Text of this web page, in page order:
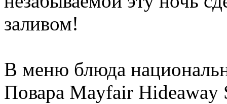
заливом!
В меню блюда
Повара Mayfair Hideaway